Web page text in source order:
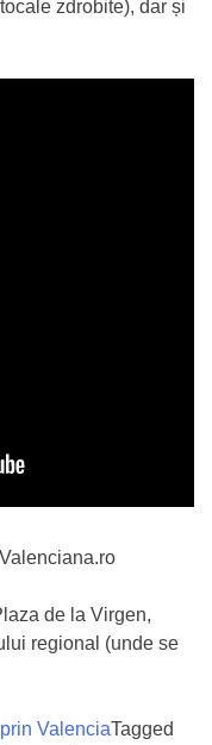
zdrobite), dar și
de la Virgen,
regional (unde se
ValenciaTagged